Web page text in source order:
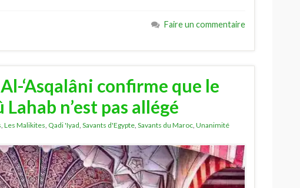
Faire un commentaire
‘Asqalâni confirme que le
n’est pas allégé
, Les Malikites, Qadi 'Iyad, Savants d'Egypte, Savants du Maroc, Unanimité